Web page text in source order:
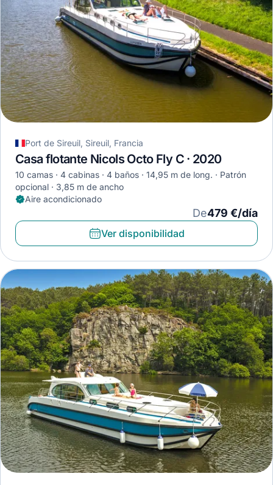
Port de Sireuil, Sireuil, Francia
Casa flotante Nicols Octo Fly C · 2020
10 camas 4 cabinas 4 baños 14,95 m de long.
Patrón
opcional
3,85 m de ancho
Aire acondicionado
De479 €/día
Ver disponibilidad